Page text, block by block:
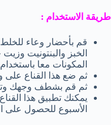
طريقة الاستخدام :
قم بأحضار وعاء
الخبز والبنتونيت
المكونات معا
ثم ضع هذا القناع على وجهك
ثم قم بشطف وجهك
يمكنك تطبيق هذا
الأسبوع للحصول على